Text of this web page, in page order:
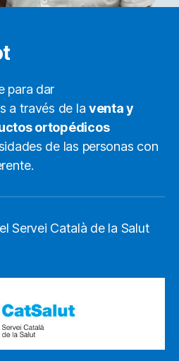
para dar
a través de laventa y
ortopédicos
de las personas con
Servei Català de la Salut